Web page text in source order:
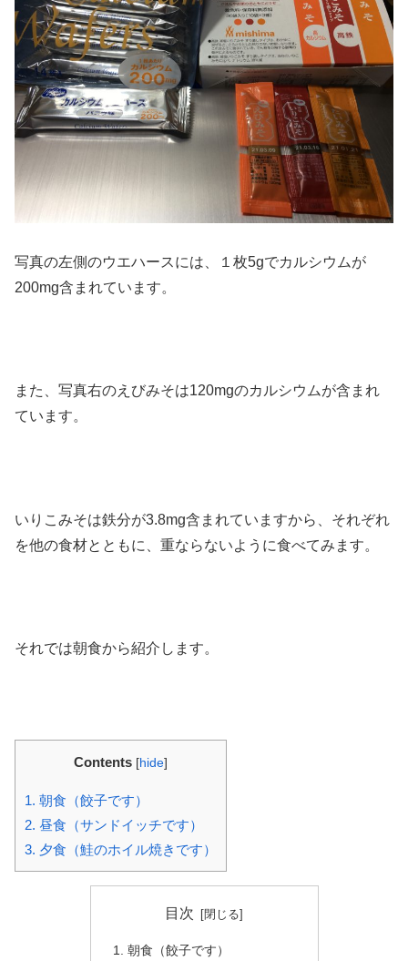
写真の左側のウエハースには、１枚5gでカルシウムが
200mg含まれています。
また、写真右のえびみそは120mgのカルシウムが含まれ
ています。
いりこみそは鉄分が3.8mg含まれていますから、それぞれ
を他の食材とともに、重ならないように食べてみます。
それでは朝食から紹介します。
Contents [hide]
1. 朝食（餃子です）
2. 昼食（サンドイッチです）
3. 夕食（鮭のホイル焼きです）
目次
朝食（餃子です）